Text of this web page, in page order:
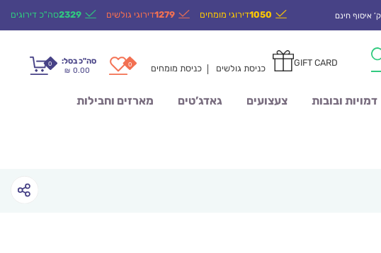
1050דירוגי מומחים 1279דירוגי גולשים 2329סה"כ דירוגים
GIFT CARD כניסת גולשים כניסת מומחים 0
0 סה"כ בסל:
₪ 0.00
דמויות ובובות צעצועים גאדג’טים מארזים וחבילות